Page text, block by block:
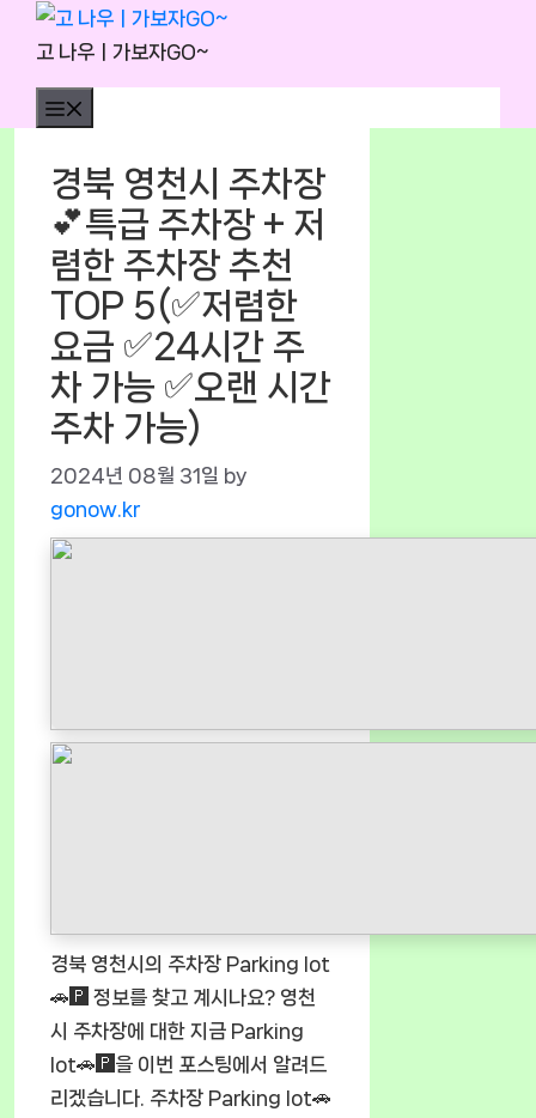
Skip
content
고 나우ㅣ가보자GO~
경북 영천시 주차장
💕특급 주차장 + 저
렴한 주차장 추천
TOP 5(✅저렴한
요금 ✅24시간 주
차 가능 ✅오랜 시간
주차 가능)
2024년 08월 31일 by
gonow.kr
경북 영천시의 주차장 Parking lot
🚗🅿️ 정보를 찾고 계시나요? 영천
시 주차장에 대한 지금 Parking
lot🚗🅿️을 이번 포스팅에서 알려드
리겠습니다. 주차장 Parking lot🚗